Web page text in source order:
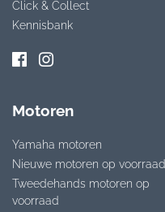
Click & Collect
Kennisbank
Motoren
Yamaha motoren
Nieuwe motoren op voorraad
Tweedehands motoren op
voorraad